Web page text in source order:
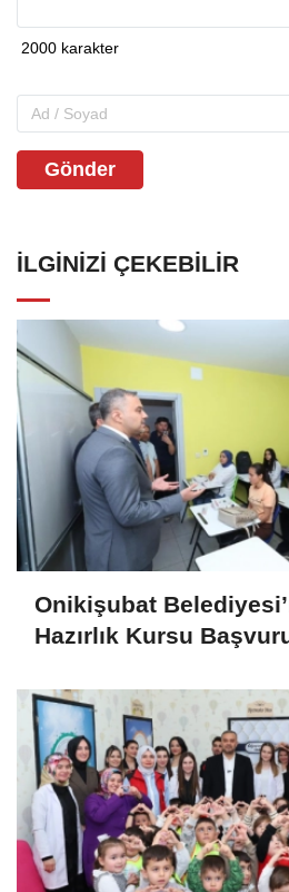
Gönder
İLGINIZI ÇEKEBILIR
Onikişubat
Hazırlık Kursu